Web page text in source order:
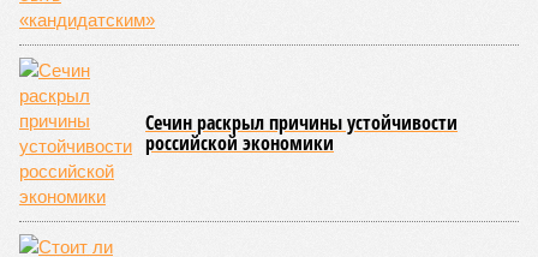
Сечин раскрыл причины устойчивости
российской экономики